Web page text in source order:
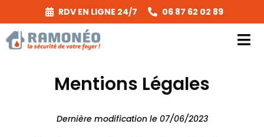
contenu
RDV EN LIGNE 24/7 06 87 62 02 89
Prestations
Secteurs & Tarifs
Mentions Légales
Dernière modification le 07/06/2023